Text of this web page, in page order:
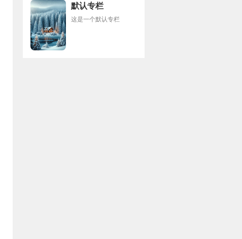
默认专栏
这是一个默认专栏